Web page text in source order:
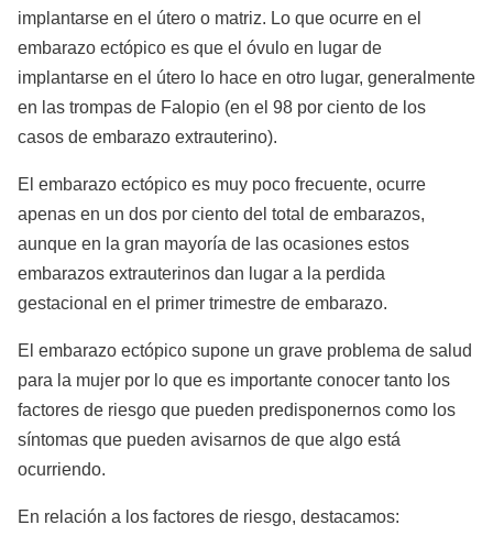
implantarse en el útero o matriz. Lo que ocurre en el
embarazo ectópico es que el óvulo en lugar de
implantarse en el útero lo hace en otro lugar, generalmente
en las trompas de Falopio (en el 98 por ciento de los
casos de embarazo extrauterino).
El embarazo ectópico es muy poco frecuente, ocurre
apenas en un dos por ciento del total de embarazos,
aunque en la gran mayoría de las ocasiones estos
embarazos extrauterinos dan lugar a la perdida
gestacional en el primer trimestre de embarazo.
El embarazo ectópico supone un grave problema de salud
para la mujer por lo que es importante conocer tanto los
factores de riesgo que pueden predisponernos como los
síntomas que pueden avisarnos de que algo está
ocurriendo.
En relación a los factores de riesgo, destacamos: